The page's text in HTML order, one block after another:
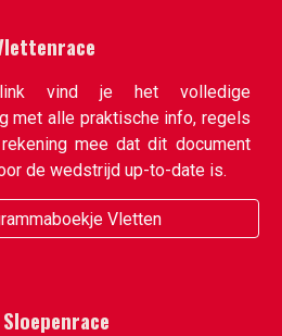
link vind je het volledige
met alle praktische info, regels
mee dat dit document
de wedstrijd up-to-date is.
Vletten